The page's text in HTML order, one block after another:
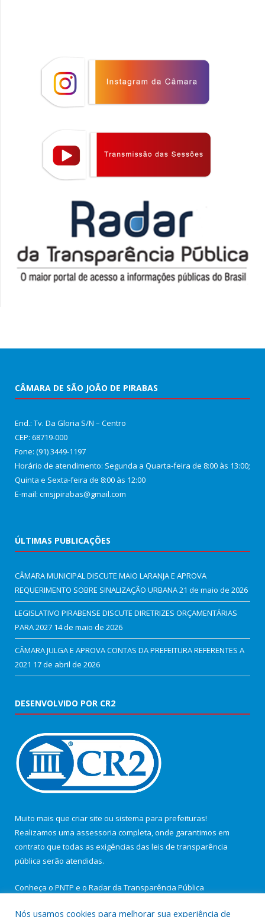
CÂMARA DE SÃO JOÃO DE PIRABAS
End.: Tv. Da Gloria S/N – Centro
CEP: 68719-000
Fone: (91) 3449-1197
Horário de atendimento: Segunda a Quarta-feira de 8:00 às 13:00;
Quinta e Sexta-feira de 8:00 às 12:00
E-mail: cmsjpirabas@gmail.com
ÚLTIMAS PUBLICAÇÕES
CÂMARA MUNICIPAL DISCUTE MAIO LARANJA E APROVA
REQUERIMENTO SOBRE SINALIZAÇÃO URBANA21 de maio de 2026
LEGISLATIVO PIRABENSE DISCUTE DIRETRIZES ORÇAMENTÁRIAS
PARA 2027 14 de maio de 2026
CÂMARA JULGA E APROVA CONTAS DA PREFEITURA REFERENTES A
2021 17 de abril de 2026
DESENVOLVIDO POR CR2
Muito mais que criar site ou sistema para prefeituras!
Realizamos uma assessoria completa, onde garantimos em
contrato que todas as exigências das leis de transparência
pública serão atendidas.
Conheça o PNTP e o Radar da Transparência Pública
Nós usamos cookies para melhorar sua experiência de